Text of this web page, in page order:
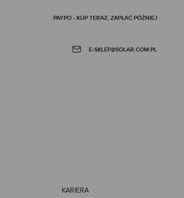
PAYPO - KUP TERAZ, ZAPŁAĆ PÓŹNIEJ
E-SKLEP@SOLAR.COM.PL
KARIERA